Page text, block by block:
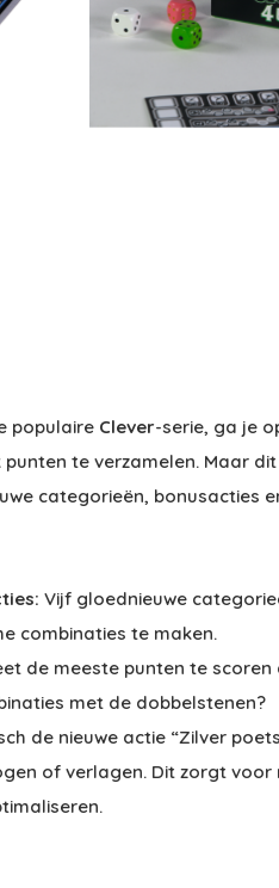
populaire Clever-serie, ga je
te verzamelen. Maar
categorieën, bonusacties
Vijf gloednieuwe
combinaties te maken.
de meeste punten te scoren
met de dobbelstenen?
de nieuwe actie “Zilver
of verlagen. Dit zorgt voor